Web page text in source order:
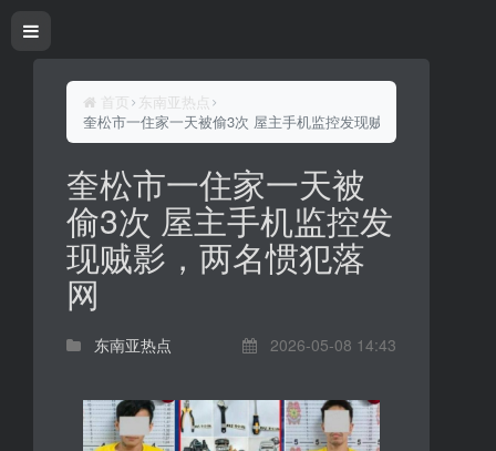
首页
东南亚热点
奎松市一住家一天被偷3次 屋主手机监控发现贼影，两名惯犯落
奎松市一住家一天被
偷3次 屋主手机监控发
现贼影，两名惯犯落
网
东南亚热点 2026-05-08 14:43